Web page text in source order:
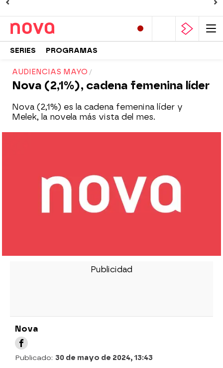
SERIES PROGRAMAS
AUDIENCIAS MAYO
Nova (2,1%), cadena femenina líder
Nova (2,1%) es la cadena femenina líder y
Melek, la novela más vista del mes.
Nova
Publicado: 30 de mayo de 2024, 13:43